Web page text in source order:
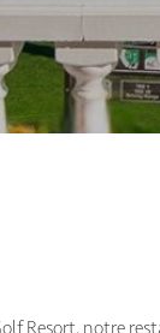
Resort, notre